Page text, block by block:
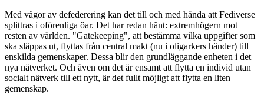
Med vågor av defederering kan det till och med hända att Fediverse
splittras i oförenliga öar. Det har redan hänt: extremhögern mot
resten av världen. "Gatekeeping", att bestämma vilka uppgifter som
ska släppas ut, flyttas från central makt (nu i oligarkers händer) till
enskilda gemenskaper. Dessa blir den grundläggande enheten i det
nya nätverket. Och även om det är ensamt att flytta en individ utan
socialt nätverk till ett nytt, är det fullt möjligt att flytta en liten
gemenskap.